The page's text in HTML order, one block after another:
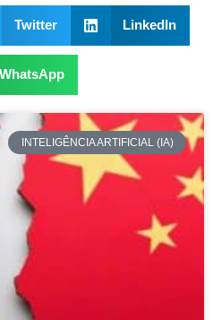
Twitter LinkedIn
WhatsApp
INTELIGÊNCIA ARTIFICIAL (IA)